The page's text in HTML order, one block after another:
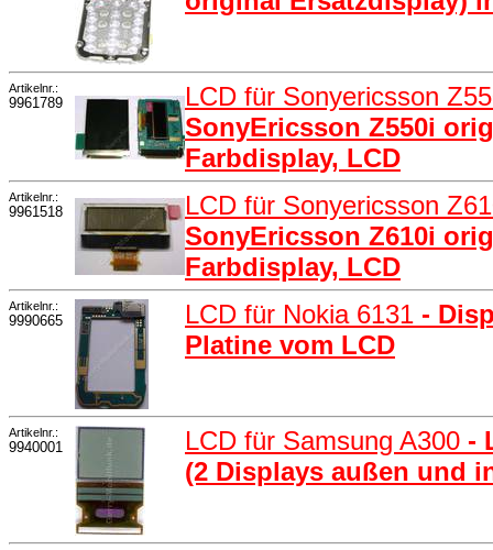
Artikelnr.:
9961789
LCD für Sonyericsson
SonyEricsson Z550i
Farbdisplay, LCD
Artikelnr.:
9961518
LCD für Sonyericsson
SonyEricsson Z610i
Farbdisplay, LCD
Artikelnr.:
9990665 LCD für Nokia 6131 -
Platine vom LCD
Artikelnr.:
9940001 LCD für Samsung A300 -
(2 Displays außen und